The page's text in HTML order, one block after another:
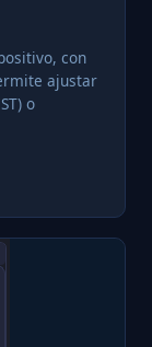
con
ajustar
o